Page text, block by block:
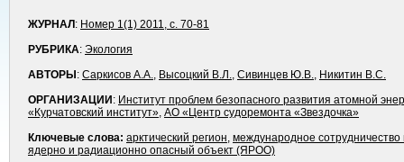
ЖУРНАЛ : Номер 1(1) 2011, с. 70-81
РУБРИКА: Экология
АВТОРЫ : Саркисов А.А., Высоцкий В.Л., Сивинцев Ю.В., Никитин В.С.
ОРГАНИЗАЦИИ : Институт проблем безопасного развития атомной
«Курчатовский институт», АО «Центр cудоремонта «Звездочка»
Ключевые слова: арктический регион, международное
ядерно и радиационно опасный объект (ЯРОО)